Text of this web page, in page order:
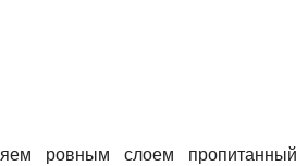
ровным слоем пропитанный